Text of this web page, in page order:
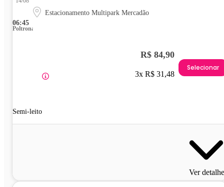
06:45
Estacionamento Multipark Mercadão
Poltrona
Semi-leito
R$ 84,90
3x R$ 31,48
Selecionar
Ver